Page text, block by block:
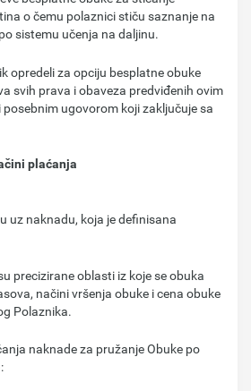
o čemu polaznici stiču saznanje na
sistemu učenja na daljinu.
opredeli za opciju besplatne obuke
svih prava i obaveza predviđenih ovim
ugovorom koji zaključuje sa
plaćanja
uz naknadu, koja je definisana
precizirane oblasti iz koje se obuka
načini vršenja obuke i cena obuke
Polaznika.
naknade za pružanje Obuke po